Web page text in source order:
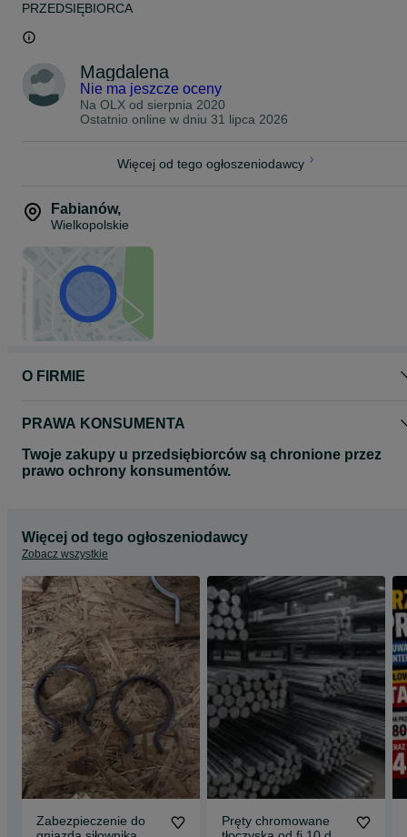
sprawdzany na stanowisku diagnostycznym pod ciśnieniem 200
Przy zdaniu starego siłownika 1400 + koszty wysyłki
Produkujemy i regenerujemy również siłowniki innego typu.
Kontakt telefoniczny w godzinach od 7-18 7 dni w tygodniu.
PRZEDSIĘBIORCA
Magdalena
Nie ma jeszcze oceny
Na OLX od sierpnia 2020
Ostatnio online w dniu 31 lipca 2026
Więcej od tego ogłoszeniodawcy
Fabianów,
Wielkopolskie
O FIRMIE
PRAWA KONSUMENTA
Twoje zakupy u przedsiębiorców są chronione przez
prawo ochrony konsumentów.
Więcej od tego ogłoszeniodawcy
Zobacz wszystkie
Zabezpieczenie do
Pręty chromowane